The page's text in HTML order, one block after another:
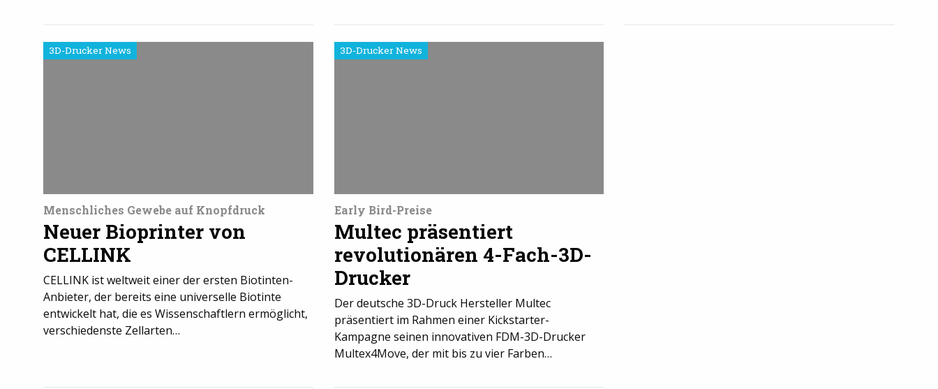
3D-Drucker News
Menschliches Gewebe auf Knopfdruck
Neuer Bioprinter von
CELLINK
CELLINK ist weltweit einer der ersten Biotinten-
Anbieter, der bereits eine universelle Biotinte
entwickelt hat, die es Wissenschaftlern ermöglicht,
verschiedenste Zellarten…
3D-Drucker News
Early Bird-Preise
Multec präsentiert
revolutionären 4-Fach-3D-
Drucker
Der deutsche 3D-Druck Hersteller Multec
präsentiert im Rahmen einer Kickstarter-
Kampagne seinen innovativen FDM-3D-Drucker
Multex4Move, der mit bis zu vier Farben…